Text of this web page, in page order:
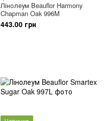
Лінолеум Beauflor Harmony
Chapman Oak 996M
443.00 грн